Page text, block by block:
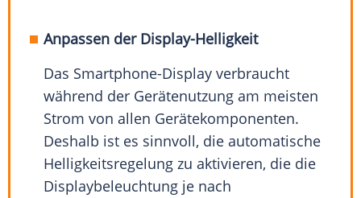
Anpassen der Display-Helligkeit
Das Smartphone-Display verbraucht
während der Gerätenutzung am meisten
Strom von allen Gerätekomponenten.
Deshalb ist es sinnvoll, die automatische
Helligkeitsregelung zu aktivieren, die die
Displaybeleuchtung je nach